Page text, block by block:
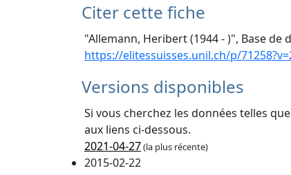
Citer cette fiche
"Allemann, Heribert (1944 - )", Base de
https://elitessuisses.unil.ch/p/
Versions disponibles
Si vous cherchez les données telles
aux liens ci-dessous.
2021-04-27(la plus récente)
2015-02-22